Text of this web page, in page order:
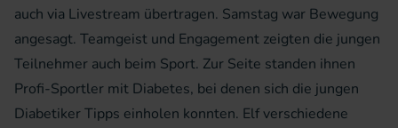
auch via Livestream übertragen. Samstag war Bewegung
angesagt. Teamgeist und Engagement zeigten die jungen
Teilnehmer auch beim Sport. Zur Seite standen ihnen
Profi-Sportler mit Diabetes, bei denen sich die jungen
Diabetiker Tipps einholen konnten. Elf verschiedene